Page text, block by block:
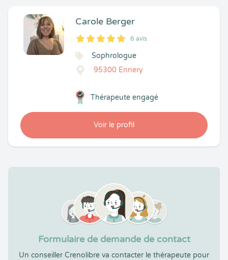
Carole Berger
5
1
5
6 6 avis
Sophrologue
95300 Ennery
Voir le profil
Thérapeute engagé
Formulaire de demande de contact
Un conseiller Crenolibre va contacter le thérapeute pour